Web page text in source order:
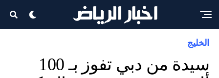
الخليج
سيدة من دبي تفوز بـ 100